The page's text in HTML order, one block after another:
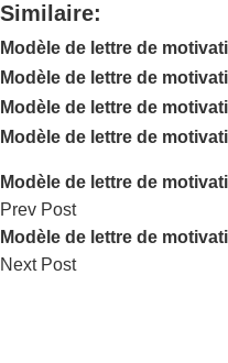
Similaire:
Modèle de lettre de
Modèle de lettre de
Modèle de lettre de
Modèle de lettre de
Modèle de lettre de
Prev Post
Modèle de lettre de
Next Post